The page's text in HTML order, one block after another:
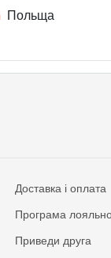
Польща
Доставка і оплата
Програма
Приведи друга